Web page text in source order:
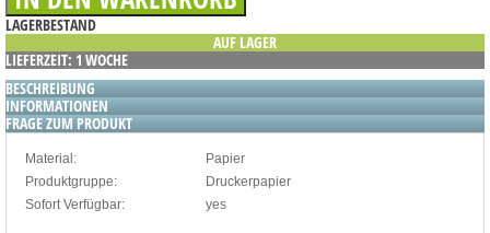
LAGERBESTAND
AUF LAGER
LIEFERZEIT: 1 WOCHE
BESCHREIBUNG
INFORMATIONEN
FRAGE ZUM PRODUKT
Material:
Papier
Produktgruppe:
Druckerpapier
Sofort Verfügbar:
yes